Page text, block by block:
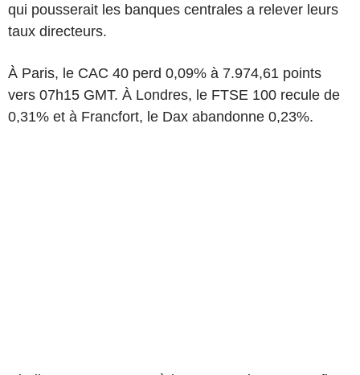
qui pousserait les banques centrales a relever leurs
taux directeurs.
À Paris, le CAC 40 perd 0,09% à 7.974,61 points
vers 07h15 GMT. À Londres, le FTSE 100 recule de
0,31% et à Francfort, le Dax abandonne 0,23%.